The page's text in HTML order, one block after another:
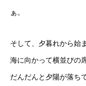
ぁ。
そして、夕暮れから始
海に向かって横並びの席
だんだんと夕陽が落ちて